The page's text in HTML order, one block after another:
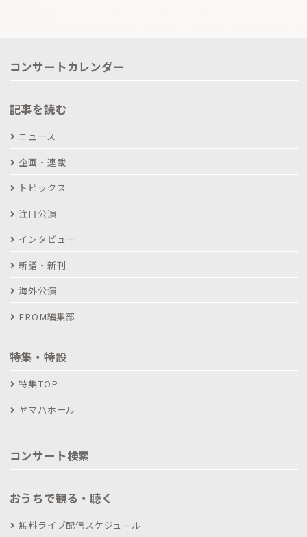
コンサートカレンダー
記事を読む
ニュース
企画・連載
トピックス
注目公演
インタビュー
新譜・新刊
海外公演
FROM編集部
特集・特設
特集TOP
ヤマハホール
コンサート検索
おうちで観る・聴く
無料ライブ配信スケジュール